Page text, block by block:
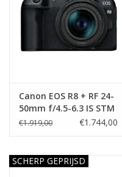
Canon EOS R8 + RF 24-
50mm f/4.5-6.3 IS STM
€1.919,00 €1.744,00
SCHERP GEPRIJSD